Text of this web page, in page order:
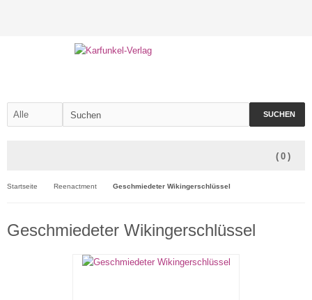
SUCHEN
( 0 )
Startseite Reenactment Geschmiedeter Wikingerschlüssel
Geschmiedeter Wikingerschlüssel